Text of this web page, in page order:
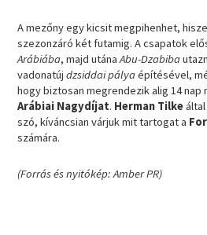
A mezőny egy kicsit megpihenhet,
szezonzáró két futamig. A csapatok
Arábiába, majd utánaAbu-Dzabiba
vadonatújdzsiddai pályaépítésével,
hogy biztosan megrendezik alig 14 nap
Arábiai Nagydíjat. Herman Tilke
szó, kíváncsian várjuk mit tartogat a
számára.
(Forrás és nyitókép: Amber PR)